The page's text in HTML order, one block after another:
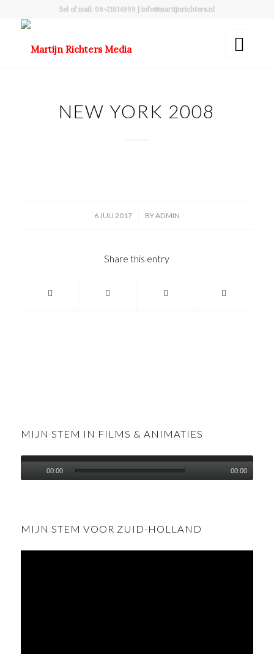
Bel of mail: 06-21814909 | info@martijnrichters.nl
NEW YORK 2008
6 JULI 2017
/ BYADMIN
Share this entry
MIJN STEM IN FILMS & ANIMATIES
00:00 00:00
MIJN STEM VOOR ZUID-HOLLAND